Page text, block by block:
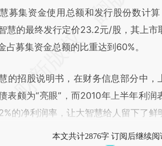
验。
集资金使用总额和发行股份数计算
慧的最终发行定价23.2元/股，其上市
占募集资金总额的比重达到60%。
招股说明书，在财务信息部分中，
表颇为“亮眼”，而2010年上半年利润
的净利润率，让大智慧给人留下了鲜
本文共计2876字 订阅后继续阅